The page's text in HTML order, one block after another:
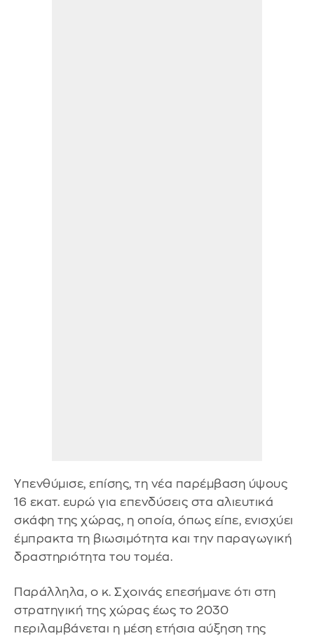
Υπενθύμισε, επίσης, τη νέα παρέμβαση ύψους
16 εκατ. ευρώ για επενδύσεις στα αλιευτικά
σκάφη της χώρας, η οποία, όπως είπε, ενισχύει
έμπρακτα τη βιωσιμότητα και την παραγωγική
δραστηριότητα του τομέα.
Παράλληλα, ο κ. Σχοινάς επεσήμανε ότι στη
στρατηγική της χώρας έως το 2030
περιλαμβάνεται η μέση ετήσια αύξηση της